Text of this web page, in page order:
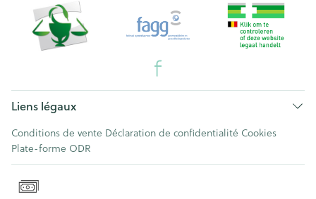
Liens légaux
Conditions de vente Déclaration de confidentialité Cookies
Plate-forme ODR